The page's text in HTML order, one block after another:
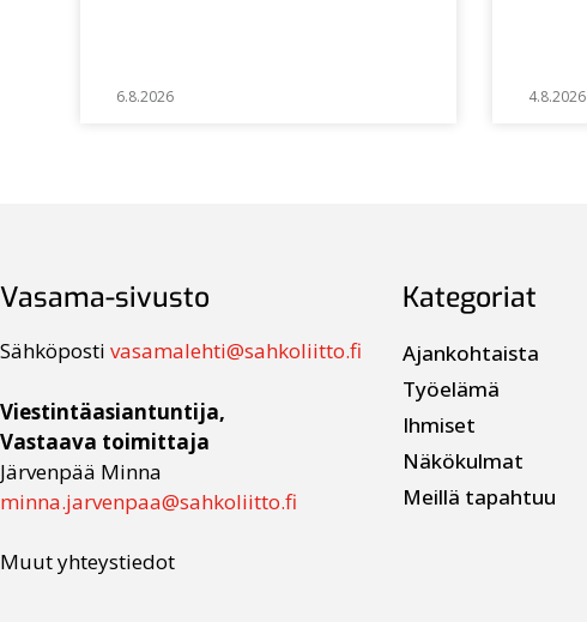
6.8.2026 4.8.2026
Vasama-sivusto
Sähköposti vasamalehti@sahkoliitto.fi
Viestintäasiantuntija,
Vastaava toimittaja
Järvenpää Minna
minna.jarvenpaa@sahkoliitto.fi
Muut yhteystiedot
Kategoriat
Ajankohtaista
Työelämä
Ihmiset
Näkökulmat
Meillä tapahtuu